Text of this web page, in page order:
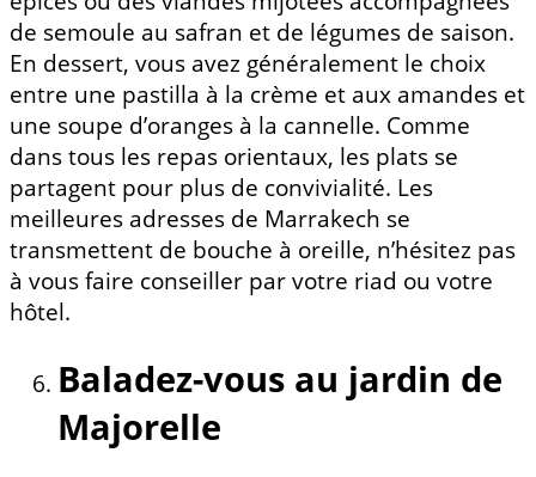
de semoule au safran et de légumes de saison.
En dessert, vous avez généralement le choix
entre une pastilla à la crème et aux amandes et
une soupe d’oranges à la cannelle. Comme
dans tous les repas orientaux, les plats se
partagent pour plus de convivialité. Les
meilleures adresses de Marrakech se
transmettent de bouche à oreille, n’hésitez pas
à vous faire conseiller par votre riad ou votre
hôtel.
Baladez-vous au jardin de
Majorelle